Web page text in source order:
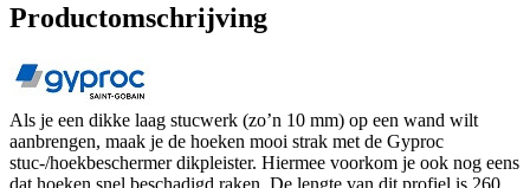
Productomschrijving
Als je een dikke laag stucwerk (zo’n 10 mm) op een wand wilt
aanbrengen, maak je de hoeken mooi strak met de Gyproc
stuc-/hoekbeschermer dikpleister. Hiermee voorkom je ook nog eens
dat hoeken snel beschadigd raken. De lengte van dit profiel is 260